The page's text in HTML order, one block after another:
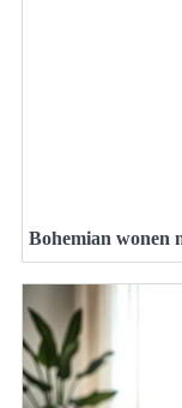
Bohemian wonen